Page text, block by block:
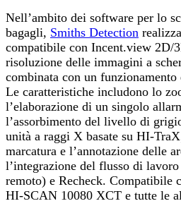
Nell’ambito dei software per lo
bagagli, Smiths Detection
compatibile con Incent.view 2D/
risoluzione delle immagini a
combinata con un
Le caratteristiche includono lo
l’elaborazione di un singolo
l’assorbimento del livello di
unità a raggi X basate su HI-
marcatura e l’annotazione delle
l’integrazione del flusso di
remoto) e Recheck. Compatibile
HI-SCAN 10080 XCT e tutte le